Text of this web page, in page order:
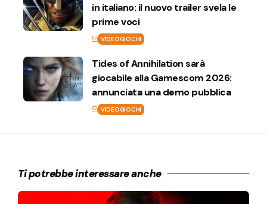
in italiano: il nuovo trailer svela le
prime voci
VIDEOGIOCHI
Tides of Annihilation sarà
giocabile alla Gamescom 2026:
annunciata una demo pubblica
VIDEOGIOCHI
Ti potrebbe interessare anche